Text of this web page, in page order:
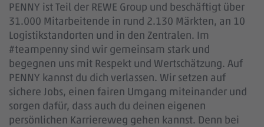
PENNY ist Teil der REWE Group und beschäftigt über
31.000 Mitarbeitende in rund 2.130 Märkten, an 10
Logistikstandorten und in den Zentralen. Im
#teampenny sind wir gemeinsam stark und
begegnen uns mit Respekt und Wertschätzung. Auf
PENNY kannst du dich verlassen. Wir setzen auf
sichere Jobs, einen fairen Umgang miteinander und
sorgen dafür, dass auch du deinen eigenen
persönlichen Karriereweg gehen kannst. Denn bei